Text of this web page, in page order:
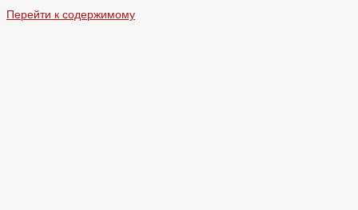
Перейти к содержимому